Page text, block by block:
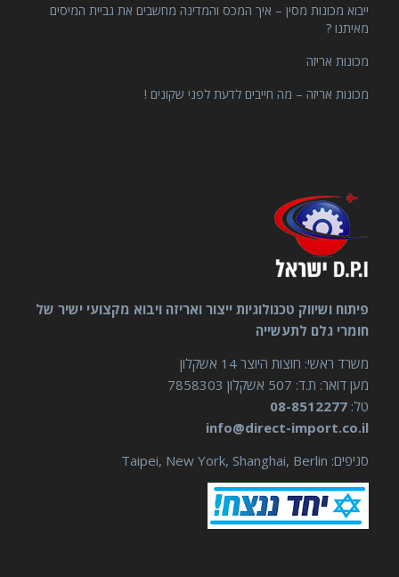
ייבוא מכונות מסין – איך המכס והמדינה מחשבים את גביית המיסים
מאיתנו ?
מכונות אריזה
מכונות אריזה – מה חייבים לדעת לפני שקונים !
פיתוח ושיווק טכנולוגיות ייצור ואריזה ויבוא מקצועי ישיר של
חומרי גלם לתעשייה
משרד ראשי: חוצות היוצר 14 אשקלון
מען דואר: ת.ד: 507 אשקלון 7858303
טל: 08-8512277
info@direct-import.co.il
סניפים: Taipei, New York, Shanghai, Berlin